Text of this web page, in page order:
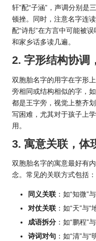
轩”配“子涵”，声调分别是
顿挫。同时，注意名字连
配“诗彤”在方言中可能被
和家乡话多读几遍。
2. 字形结构协调
双胞胎名字的用字在字形
旁相同或结构相似的字，如
都是王字旁，视觉上整齐
写困难，尤其对于孩子上
用。
3. 寓意关联，体
双胞胎名字的寓意最好有内
念。常见的关联方式包括：
同义关联 ：如“知微”
对仗关联 ：如“天”与“
成语拆分 ：如“鹏程”
诗词对句 ：如“清”与“